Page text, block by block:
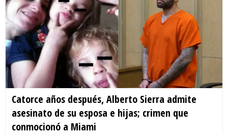
Catorce años después, Alberto Sierra admite
asesinato de su esposa e hijas; crimen que
conmocionó a Miami